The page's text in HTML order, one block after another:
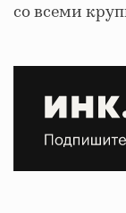
со всеми